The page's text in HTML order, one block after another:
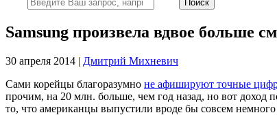
Samsung произвела вдвое больше
30 апреля 2014 | Дмитрий Михневич
Сами корейцы благоразумно не афишируют точные
прочим, на 20 млн. больше, чем год назад, но вот доход
то, что американцы выпустили вроде бы совсем немного